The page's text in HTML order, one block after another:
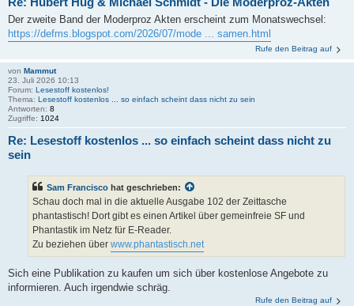
Der zweite Band der Moderproz Akten erscheint zum Monatswechsel:
https://defms.blogspot.com/2026/07/mode ... samen.html
Rufe den Beitrag auf
von Mammut
23. Juli 2026 10:13
Forum: Lesestoff kostenlos!
Thema: Lesestoff kostenlos ... so einfach scheint dass nicht zu sein
Antworten: 8
Zugriffe: 1024
Re: Lesestoff kostenlos ... so einfach scheint dass nicht zu
sein
Sam Francisco hat geschrieben:
Schau doch mal in die aktuelle Ausgabe 102 der Zeittasche
phantastisch! Dort gibt es einen Artikel über gemeinfreie SF und
Phantastik im Netz für E-Reader.
Zu beziehen über www.phantastisch.net
Sich eine Publikation zu kaufen um sich über kostenlose Angebote zu
informieren. Auch irgendwie schräg.
Rufe den Beitrag auf